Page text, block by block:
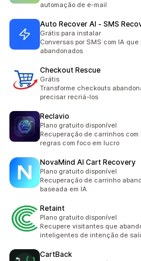
automação de e-mail
Auto Recover AI ‑ SMS
Grátis para instalar
Conversas por SMS com IA
abandonados
Checkout Rescue
Grátis
Transforme checkouts
precisar recriá-los
Reclavio
Plano gratuito disponível
Recuperação de carrinhos
regras com foco em lucro
NovaMind AI Cart Recovery
Plano gratuito disponível
Recuperação de carrinho
baseada em IA
Retaint
Plano gratuito disponível
Recupere visitantes que
inteligentes de intenção de
CartBack